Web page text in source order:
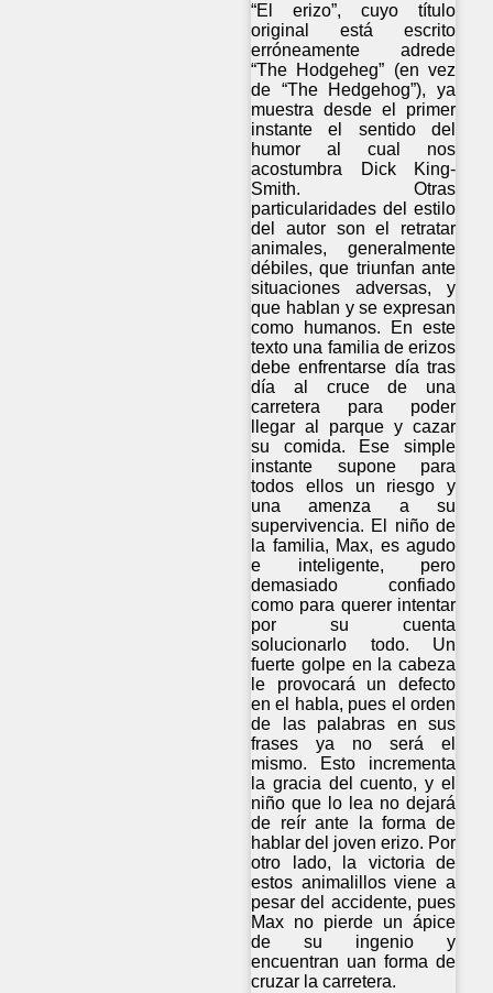
“El erizo”, cuyo título
original está escrito
erróneamente adrede
“The Hodgeheg” (en vez
de “The Hedgehog”), ya
muestra desde el primer
instante el sentido del
humor al cual nos
acostumbra Dick King-
Smith. Otras
particularidades del estilo
del autor son el retratar
animales, generalmente
débiles, que triunfan ante
situaciones adversas, y
que hablan y se expresan
como humanos. En este
texto una familia de erizos
debe enfrentarse día tras
día al cruce de una
carretera para poder
llegar al parque y cazar
su comida. Ese simple
instante supone para
todos ellos un riesgo y
una amenza a su
supervivencia. El niño de
la familia, Max, es agudo
e inteligente, pero
demasiado confiado
como para querer intentar
por su cuenta
solucionarlo todo. Un
fuerte golpe en la cabeza
le provocará un defecto
en el habla, pues el orden
de las palabras en sus
frases ya no será el
mismo. Esto incrementa
la gracia del cuento, y el
niño que lo lea no dejará
de reír ante la forma de
hablar del joven erizo. Por
otro lado, la victoria de
estos animalillos viene a
pesar del accidente, pues
Max no pierde un ápice
de su ingenio y
encuentran uan forma de
cruzar la carretera.